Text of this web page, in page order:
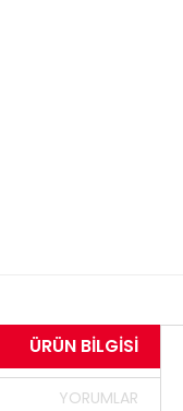
ÜRÜN BILGISI
YORUMLAR